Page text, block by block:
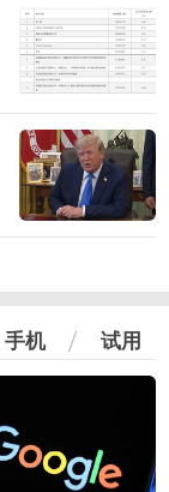
手机 试用